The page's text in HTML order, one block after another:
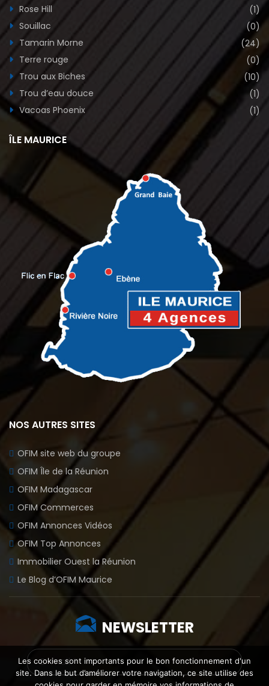
Rose Hill
(1)
Souillac
(0)
Tamarin Morne
(24)
Terre rouge
(0)
Trou aux Biches
(10)
Trou d’eau douce
(1)
Vacoas Phoenix
(1)
ÎLE MAURICE
NOS AUTRES SITES
OFIM site web du groupe
OFIM Île de la Réunion
OFIM Madagascar
OFIM Commerces
OFIM Annonces Vidéos
OFIM Top Annonces
Immobilier Ouest la Réunion
Le Blog d’OFIM Maurice
NEWSLETTER
Les cookies sont importants pour le bon fonctionnement d'un
site. Dans le but d’améliorer votre navigation, ce site utilise des